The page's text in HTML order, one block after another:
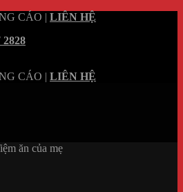
CÁO | LIÊN HỆ
CÁO | LIÊN HỆ
ăn của mẹ